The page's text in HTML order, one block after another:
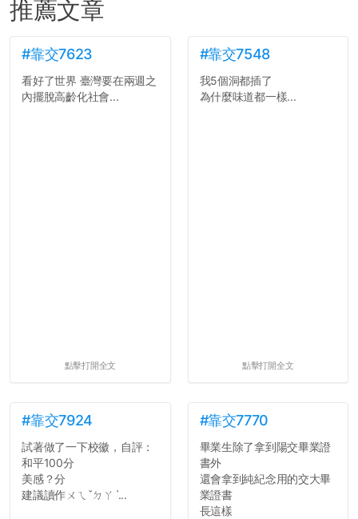
推薦文章
#靠交7623
看好了世界 臺灣要在兩週之
內擺脫高齡化社會...
點擊打開全文
#靠交7548
我5個洞都插了
為什麼味道都一樣...
點擊打開全文
#靠交7924
試著做了一下校徽，自評：
和平100分
美感？分
建議讀作ㄨㄟˇㄉㄚˋ...
#靠交7770
畢業生除了拿到陽交畢業證
書外
還會拿到純紀念用的交大畢
業證書
長這樣